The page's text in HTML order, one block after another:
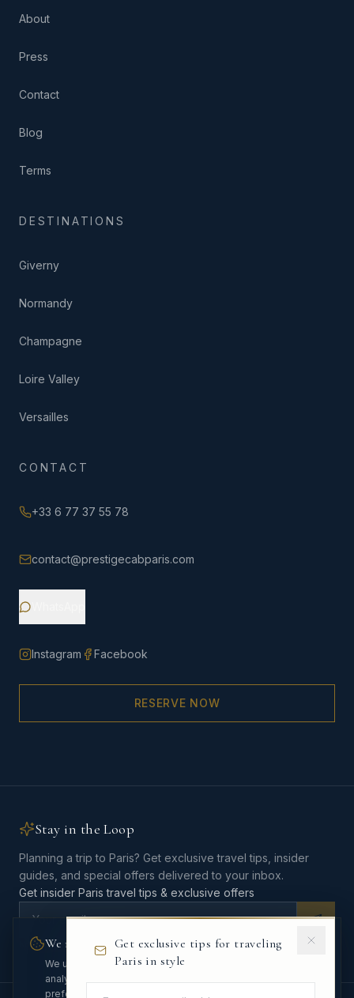
About
Press
Contact
Blog
Terms
DESTINATIONS
Giverny
Normandy
Champagne
Loire Valley
Versailles
CONTACT
+33 6 77 37 55 78
contact@prestigecabparis.com
Instagram Facebook
RESERVE NOW
Stay in the Loop
Planning a trip to Paris? Get exclusive travel tips, insider
guides, and special offers delivered to your inbox.
Get insider Paris travel tips & exclusive offers
No spam, ever. Unsubscribe anytime.
We respect your privacy
We use cookies to enhance your experience and
analyze site traffic. You can customize your
preferences.
Get exclusive tips for traveling
Paris in style